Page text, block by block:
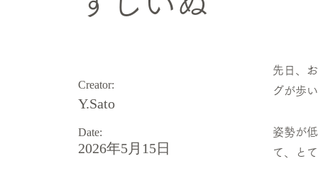
Creator:
Y.Sato
Date:
2026年5月15日
先日、
グが歩
姿勢が
て、と